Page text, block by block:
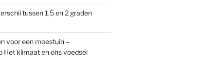
tussen 1,5 en 2 graden
voor een moestuin –
Het klimaat en ons voedsel